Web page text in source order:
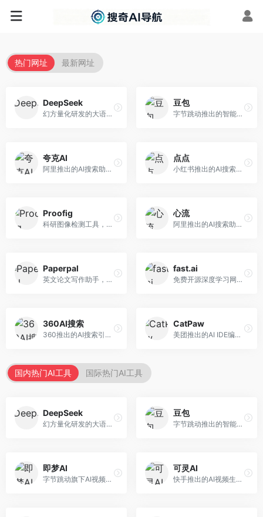
热门网址 最新网址
DeepSeek
幻方量化研发的大语言模型平台，专注于深度推理和代码生成能力。面向开发者、研究人员和技术爱好者，提供强大的逻辑推理和数学计算功能，开源生态完善，API接口友好。
豆包
字节跳动推出的智能对话助手平台，提供文本创作、知识问答、英语学习等多种AI服务。面向普通用户和内容创作者，支持多轮对话和文件解析，免费使用，响应速度快，中文理解能力强。
夸克AI
阿里推出的AI搜索助手，整合搜索与AI功能。面向年轻用户，提供智能搜索、文档处理、学习辅助等服务，与夸克生态深度整合。
点点
小红书推出的AI搜索应用，专注于生活方式内容搜索。面向小红书用户，提供生活攻略、消费决策、内容推荐等服务，生活方式内容丰富。
Proofig
科研图像检测工具，专注于学术图像完整性验证。面向科研人员，提供图像检测、重复分析、报告生成等服务，学术检测专业。
心流
阿里推出的AI搜索助手，专注于智能信息获取。面向普通用户，提供智能搜索、内容整理、知识问答等服务，与阿里生态深度整合。
Paperpal
英文论文写作助手，专注于学术英语润色。面向需要发表国际期刊的研究者，提供语法检查、学术表达优化、格式规范等服务，英语表达地道专业。
fast.ai
免费开源深度学习网站，专注于实用AI教学。面向开发者，提供免费深度学习课程、实战项目、代码库等资源，学习门槛低。
360AI搜索
360推出的AI搜索引擎，专注于安全智能搜索。面向普通用户，提供智能问答、网页搜索、内容整理等服务，安全防护能力强。
CatPaw
美团推出的AI IDE编程工具，专注于本地开发生态。面向开发者，提供智能代码补全、代码生成、项目管理等服务，本地开发体验好。
国内热门AI工具 国际热门AI工具
DeepSeek
幻方量化研发的大语言模型平台，专注于深度推理和代码生成能力。面向开发者、研究人员和技术爱好者，提供强大的逻辑推理和数学计算功能，开源生态完善，API接口友好。
豆包
字节跳动推出的智能对话助手平台，提供文本创作、知识问答、英语学习等多种AI服务。面向普通用户和内容创作者，支持多轮对话和文件解析，免费使用，响应速度快，中文理解能力强。
即梦AI
字节跳动旗下AI视频创作平台，支持多模态内容生成。面向内容创作者和营销人员，提供文生视频、图生视频、智能剪辑等功能，中文理解能力强，创作效率高。
可灵AI
快手推出的AI视频生成平台，支持文生视频和图生视频，可生成长达2分钟的高质量视频内容。面向短视频创作者和营销人员，操作简便，生成效果逼真，适合商业推广和创意表达。